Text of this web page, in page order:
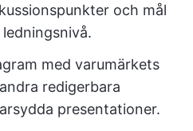
och mål
med varumärkets
redigerbara
presentationer.